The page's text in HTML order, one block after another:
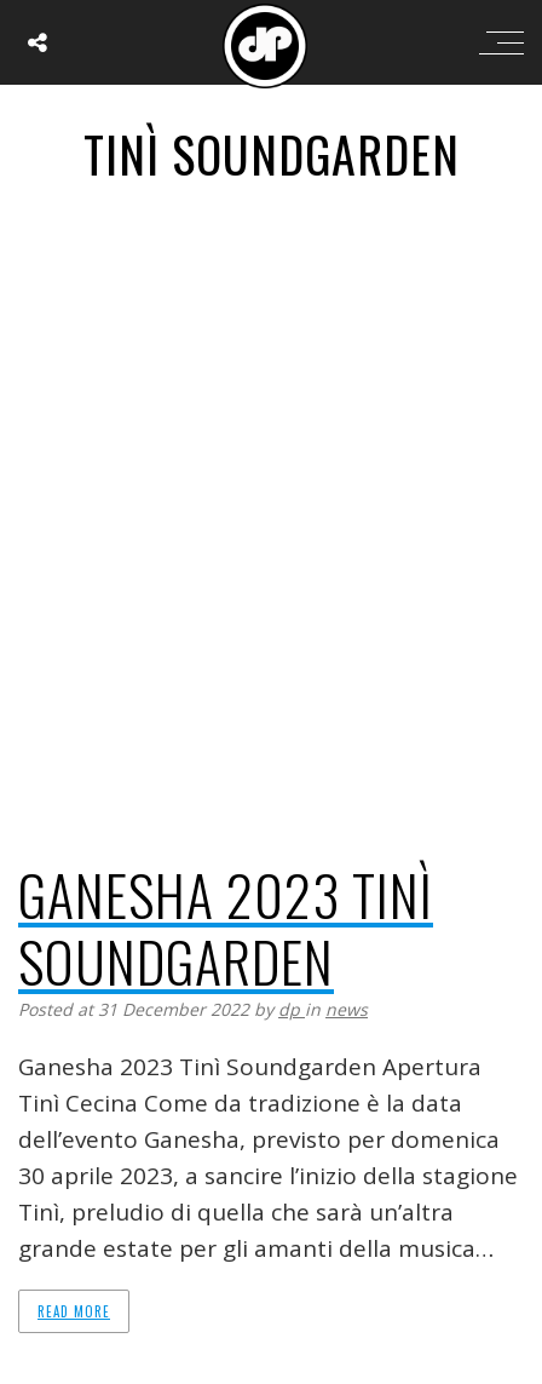
TINÌ SOUNDGARDEN
GANESHA 2023 TINÌ
SOUNDGARDEN
Posted at 31 December 2022 bydp in news
Ganesha 2023 Tinì Soundgarden Apertura
Tinì Cecina Come da tradizione è la data
dell’evento Ganesha, previsto per domenica
30 aprile 2023, a sancire l’inizio della stagione
Tinì, preludio di quella che sarà un’altra
grande estate per gli amanti della musica…
READ MORE